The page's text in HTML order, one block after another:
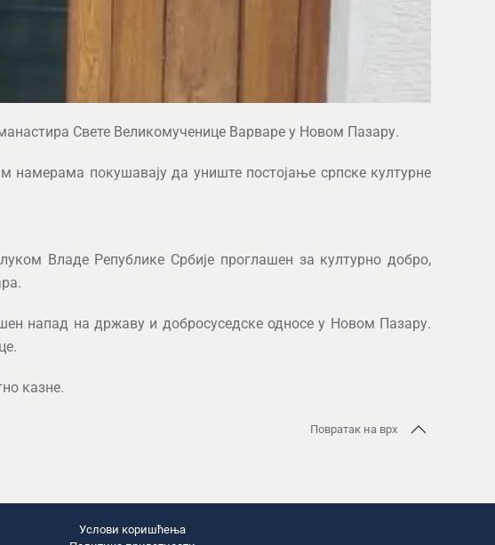
Свете Великомученице Варваре у Новом Пазару.
намерама покушавају да униште постојање српске културне
Владе Републике Србије проглашен за културно добро,
напад на државу и добросуседске односе у Новом Пазару.
казне.
Повратак на врх
Услови коришћења